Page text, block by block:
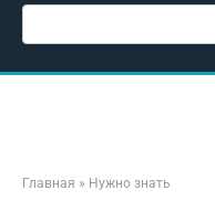
Поиск:
Главная » Нужно знать